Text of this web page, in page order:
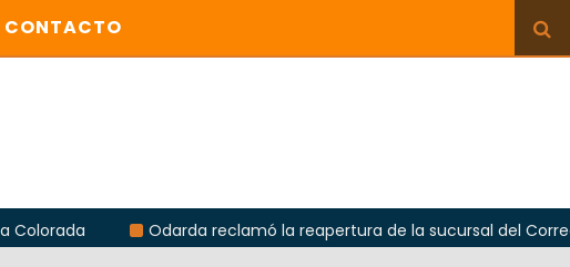
CONTACTO
Odarda reclamó la reapertura de la sucursal del Correo